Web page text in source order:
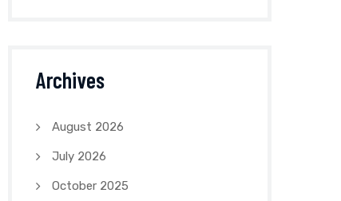
Archives
August 2026
July 2026
October 2025